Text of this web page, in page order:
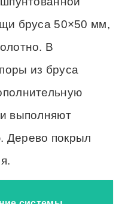
бруса 50×50 мм,
В
из бруса
и выполняют
Дерево покрыл